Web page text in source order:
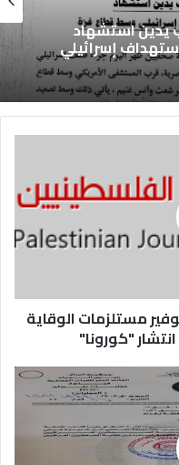
يدين استشهاد
إسرائيلي
مستلزمات الوقاية
"كورونا"